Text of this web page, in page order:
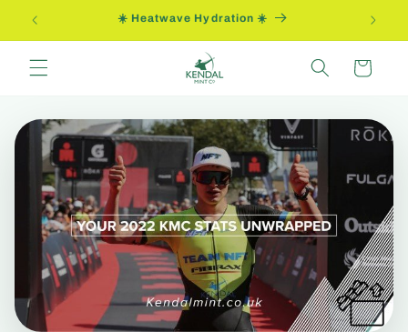
zum
Inhalt
☀️ Heatwave Hydration ☀️
Warenkorb